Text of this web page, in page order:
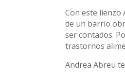
Con este lienzo
de un barrio
ser contados.
trastornos
Andrea Abreu